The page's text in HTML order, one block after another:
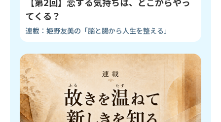
てくる？
連載：姫野友美の「脳と腸から人生を整える」